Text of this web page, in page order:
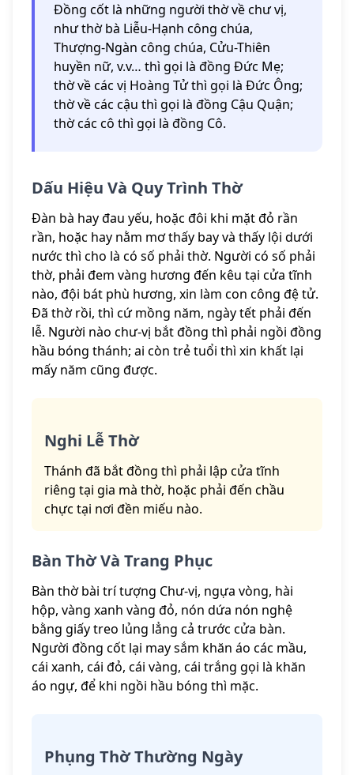
Đồng cốt là những người thờ về chư vị,
như thờ bà Liễu-Hạnh công chúa,
Thượng-Ngàn công chúa, Cửu-Thiên
huyền nữ, v.v… thì gọi là đồng Đức Mẹ;
thờ về các vị Hoàng Tử thì gọi là Đức Ông;
thờ về các cậu thì gọi là đồng Cậu Quận;
thờ các cô thì gọi là đồng Cô.
Dấu Hiệu Và Quy Trình Thờ
Đàn bà hay đau yếu, hoặc đôi khi mặt đỏ rần
rần, hoặc hay nằm mơ thấy bay và thấy lội dưới
nước thì cho là có số phải thờ. Người có số phải
thờ, phải đem vàng hương đến kêu tại cửa tĩnh
nào, đội bát phù hương, xin làm con công đệ tử.
Đã thờ rồi, thì cứ mồng năm, ngày tết phải đến
lễ. Người nào chư-vị bắt đồng thì phải ngồi đồng
hầu bóng thánh; ai còn trẻ tuổi thì xin khất lại
mấy năm cũng được.
Nghi Lễ Thờ
Thánh đã bắt đồng thì phải lập cửa tĩnh
riêng tại gia mà thờ, hoặc phải đến chầu
chực tại nơi đền miếu nào.
Bàn Thờ Và Trang Phục
Bàn thờ bài trí tượng Chư-vị, ngựa vòng, hài
hộp, vàng xanh vàng đỏ, nón dứa nón nghệ
bằng giấy treo lủng lẳng cả trước cửa bàn.
Người đồng cốt lại may sắm khăn áo các mầu,
cái xanh, cái đỏ, cái vàng, cái trắng gọi là khăn
áo ngự, để khi ngồi hầu bóng thì mặc.
Phụng Thờ Thường Ngày